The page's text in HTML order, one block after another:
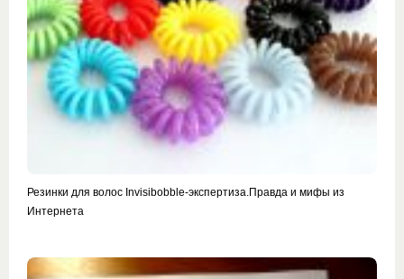
Резинки для волос Invisibobble-экспертиза.Правда и мифы из
Интернета